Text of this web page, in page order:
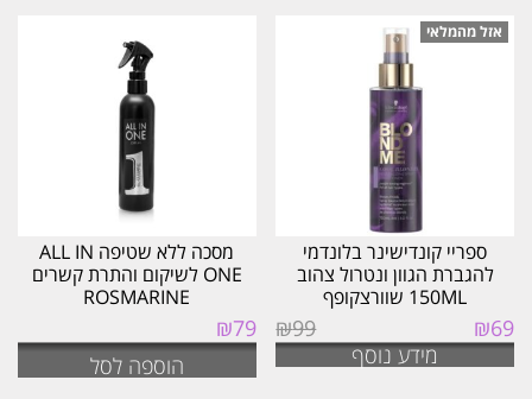
ספריי קונדישינר בלונדמי
להגברת הגוון ונטרול צהוב
150ML שוורצקופף
₪99
המחיר
המקורי
היה:
₪69
הנוכחי
הוא: מידע נוסף
מסכה ללא שטיפה ALL IN
ONE לשיקום והתרת קשרים
ROSMARINE
₪79
הוספה לסל